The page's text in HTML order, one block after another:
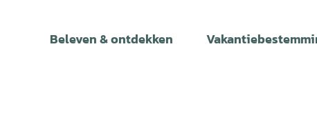
Beleven & ontdekken